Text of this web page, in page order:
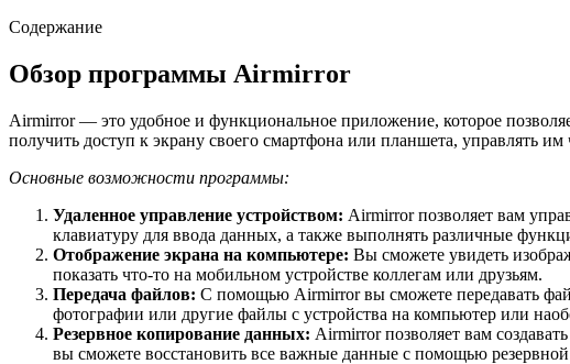
Содержание
Обзор программы Airmirror
Airmirror — это удобное и функциональное приложение, которое
получить доступ к экрану своего смартфона или планшета, управлять
Основные возможности программы:
Удаленное управление устройством: Airmirror позволяет вам
клавиатуру для ввода данных, а также выполнять различные
Отображение экрана на компьютере: Вы сможете увидеть
показать что-то на мобильном устройстве коллегам или друзьям.
Передача файлов: С помощью Airmirror вы сможете передавать
фотографии или другие файлы с устройства на компьютер или
Резервное копирование данных: Airmirror позволяет вам
вы сможете восстановить все важные данные с помощью